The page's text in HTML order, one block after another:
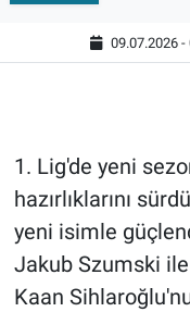
09.07.2026 -
1. Lig'de yeni
hazırlıklarını
yeni isimle
Jakub Szumski
Kaan